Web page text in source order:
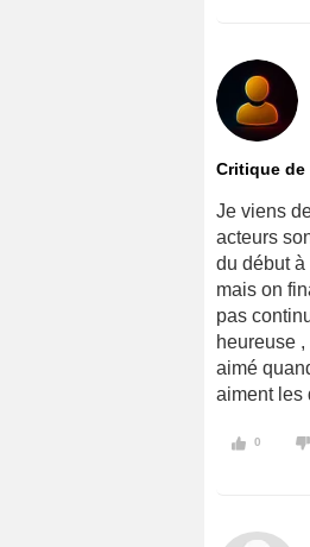
Critique de
Je viens
acteurs
du début
mais on
pas
heureuse
aimé
aiment les
0